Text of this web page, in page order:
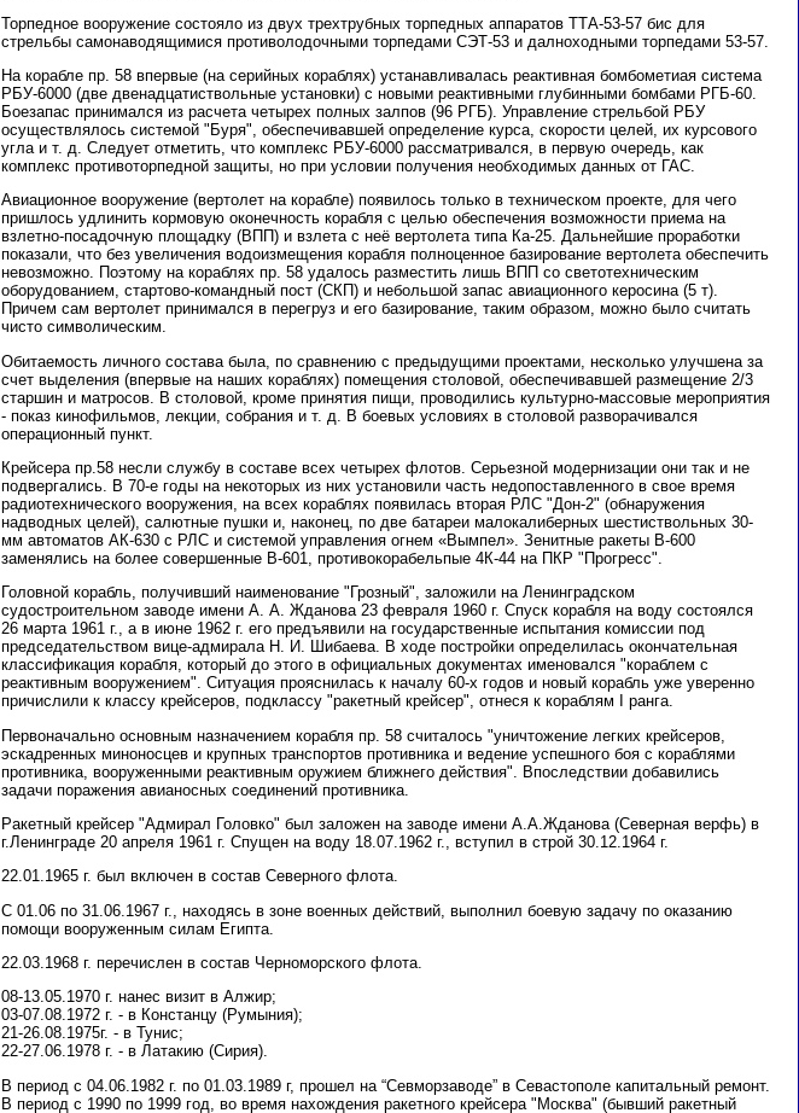
Торпедное вооружение состояло из двух трехтрубных торпедных аппаратов ТТА-53-57 бис для
стрельбы самонаводящимися противолодочными торпедами СЭТ-53 и далноходными торпедами 53-57.
На корабле пр. 58 впервые (на серийных кораблях) устанавливалась реактивная бомбометиая система
РБУ-6000 (две двенадцатиствольные установки) с новыми реактивными глубинными бомбами РГБ-60.
Боезапас принимался из расчета четырех полных залпов (96 РГБ). Управление стрельбой РБУ
осуществлялось системой "Буря", обеспечивавшей определение курса, скорости целей, их курсового
угла и т. д. Следует отметить, что комплекс РБУ-6000 рассматривался, в первую очередь, как
комплекс противоторпедной защиты, но при условии получения необходимых данных от ГАС.
Авиационное вооружение (вертолет на корабле) появилось только в техническом проекте, для чего
пришлось удлинить кормовую оконечность корабля с целью обеспечения возможности приема на
взлетно-посадочную площадку (ВПП) и взлета с неё вертолета типа Ка-25. Дальнейшие проработки
показали, что без увеличения водоизмещения корабля полноценное базирование вертолета обеспечить
невозможно. Поэтому на кораблях пр. 58 удалось разместить лишь ВПП со светотехническим
оборудованием, стартово-командный пост (СКП) и небольшой запас авиационного керосина (5 т).
Причем сам вертолет принимался в перегруз и его базирование, таким образом, можно было считать
чисто символическим.
Обитаемость личного состава была, по сравнению с предыдущими проектами, несколько улучшена за
счет выделения (впервые на наших кораблях) помещения столовой, обеспечивавшей размещение 2/3
старшин и матросов. В столовой, кроме принятия пищи, проводились культурно-массовые мероприятия
- показ кинофильмов, лекции, собрания и т. д. В боевых условиях в столовой разворачивался
операционный пункт.
Крейсера пр.58 несли службу в составе всех четырех флотов. Серьезной модернизации они так и не
подвергались. В 70-е годы на некоторых из них установили часть недопоставленного в свое время
радиотехнического вооружения, на всех кораблях появилась вторая РЛС "Дон-2" (обнаружения
надводных целей), салютные пушки и, наконец, по две батареи малокалиберных шестиствольных 30-
мм автоматов АК-630 с РЛС и системой управления огнем «Вымпел». Зенитные ракеты B-600
заменялись на более совершенные В-601, противокорабельпые 4К-44 на ПКР "Прогресс".
Головной корабль, получивший наименование "Грозный", заложили на Ленинградском
судостроительном заводе имени А. А. Жданова 23 февраля 1960 г. Спуск корабля на воду состоялся
26 марта 1961 г., а в июне 1962 г. его предъявили на государственные испытания комиссии под
председательством вице-адмирала Н. И. Шибаева. В ходе постройки определилась окончательная
классификация корабля, который до этого в официальных документах именовался "кораблем с
реактивным вооружением". Ситуация прояснилась к началу 60-х годов и новый корабль уже уверенно
причислили к классу крейсеров, подклассу "ракетный крейсер", отнеся к кораблям I ранга.
Первоначально основным назначением корабля пр. 58 считалось "уничтожение легких крейсеров,
эскадренных миноносцев и крупных транспортов противника и ведение успешного боя с кораблями
противника, вооруженными реактивным оружием ближнего действия". Впоследствии добавились
задачи поражения авианосных соединений противника.
Ракетный крейсер "Адмирал Головко" был заложен на заводе имени А.А.Жданова (Северная верфь) в
г.Ленинграде 20 апреля 1961 г. Спущен на воду 18.07.1962 г., вступил в строй 30.12.1964 г.
22.01.1965 г. был включен в состав Северного флота.
С 01.06 по 31.06.1967 г., находясь в зоне военных действий, выполнил боевую задачу по оказанию
помощи вооруженным силам Египта.
22.03.1968 г. перечислен в состав Черноморского флота.
08-13.05.1970 г. нанес визит в Алжир;
03-07.08.1972 г. - в Констанцу (Румыния);
21-26.08.1975г. - в Тунис;
22-27.06.1978 г. - в Латакию (Сирия).
В период с 04.06.1982 г. по 01.03.1989 г, прошел на “Севморзаводе” в Севастополе капитальный ремонт.
В период с 1990 по 1999 год, во время нахождения ракетного крейсера "Москва" (бывший ракетный